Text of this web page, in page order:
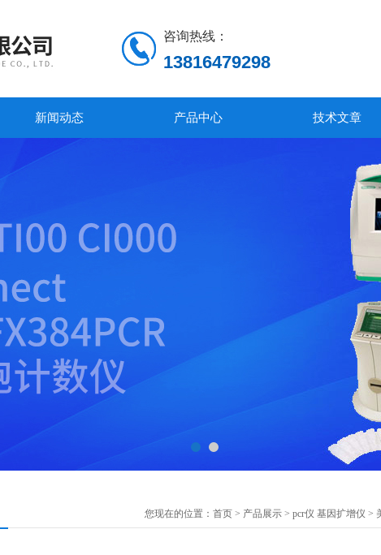
咨询热线：
13816479298
新闻动态 产品中心 技术文章
您现在的位置： 首页 > 产品展示 > pcr仪 基因扩增仪 >